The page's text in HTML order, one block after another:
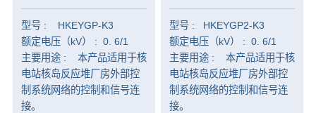
型号 : HKEYGP-K3
额定电压（kV） : 0. 6/1
主要用途 : 本产品适用于核
电站核岛反应堆厂房外部控
制系统网络的控制和信号连
接。
型号 : HKEYGP2-K3
额定电压（kV） : 0. 6/1
主要用途 : 本产品适用于核
电站核岛反应堆厂房外部控
制系统网络的控制和信号连
接。